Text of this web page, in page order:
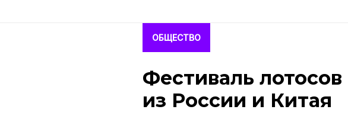
ОБЩЕСТВО
Фестиваль
из России и Китая